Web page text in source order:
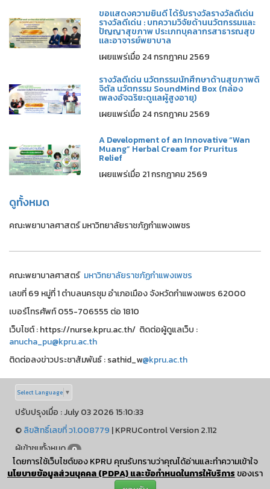
ขอแสดงความยินดี ได้รับรางวัลรางวัลดีเด่น
รางวัลดีเด่น : บทความวิจัยด้านนวัตกรรมและ
ปัญญาสุขภาพ ประเภทบุคลากรสาธารณสุข
และอาจารย์พยาบาล
เผยแพร่เมื่อ 24 กรกฎาคม 2569
รางวัลดีเด่น นวัตกรรมนักศึกษาด้านสุขภาพดิ
จิตัล นวัตกรรม SoundMind Box (กล่อง
เพลงอัจฉริยะดูแลผู้สูงอายุ)
เผยแพร่เมื่อ 24 กรกฎาคม 2569
A Development of an Innovative “Wan
Muang” Herbal Cream for Pruritus
Relief
เผยแพร่เมื่อ 21 กรกฎาคม 2569
ดูทั้งหมด
โดยการใช้เว็บไซต์ของ KPRU คุณรับทราบว่าคุณได้อ่านและทำความเข้าใจ
นโยบายข้อมูลส่วนบุคคล (PDPA) และข้อกำหนดในการให้บริการ ของเรา
คณะพยาบาลศาสตร์ มหาวิทยาลัยราชภัฏกำแพงเพชร
คณะพยาบาลศาสตร์ มหาวิทยาลัยราชภัฏกำแพงเพชร
เลขที่ 69 หมู่ที่ 1 ตำบลนครชุม อำเภอเมือง จังหวัดกำแพงเพชร 62000
เบอร์โทรศัพท์ 055-706555 ต่อ 1810
เว็บไชต์ : https://nurse.kpru.ac.th/ ติดต่อผู้ดูแลเว็บ :
anucha_pu@kpru.ac.th
ติดต่อลงข่าวประชาสัมพันธ์ : sathid_w@kpru.ac.th
Select Language ▼
ปรับปรุงเมื่อ : July 03 2026 15:10:33
©ลิขสิทธิ์เลขที่ ว1.008779 | KPRUControl Version 2.112
ผู้เข้าชมทั้งหมด 0
การเชื่อมต่ออินเทอร์เน็ตของเครื่องแม่ข่าย ✅